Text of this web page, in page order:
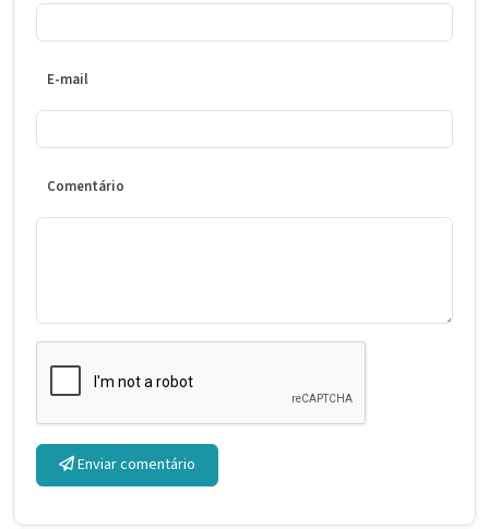
E-mail
Comentário
Enviar comentário